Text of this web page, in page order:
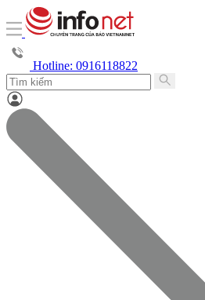
Hotline: 0916118822